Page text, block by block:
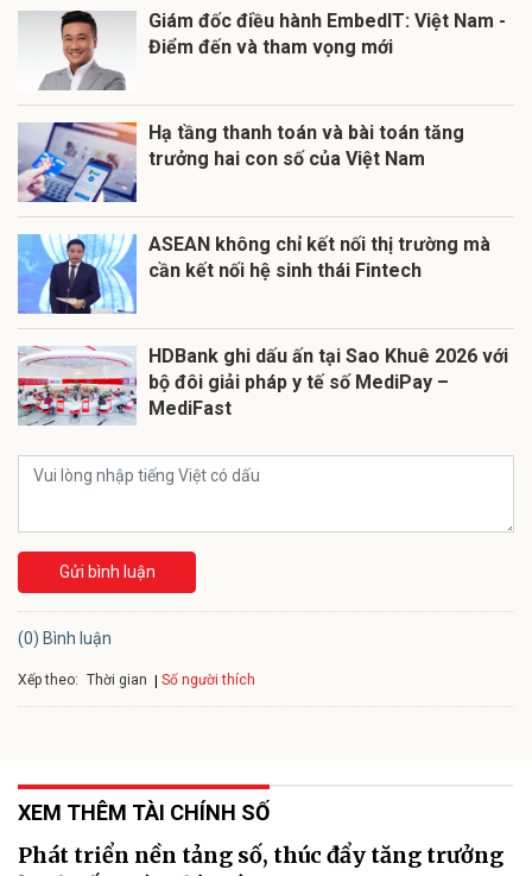
Giám đốc điều hành EmbedIT: Việt Nam -
Điểm đến và tham vọng mới
Hạ tầng thanh toán và bài toán tăng
trưởng hai con số của Việt Nam
ASEAN không chỉ kết nối thị trường mà
cần kết nối hệ sinh thái Fintech
HDBank ghi dấu ấn tại Sao Khuê 2026 với
bộ đôi giải pháp y tế số MediPay –
MediFast
Gửi bình luận
(0) Bình luận
Xếp theo: Thời gian Số người thích
XEM THÊM TÀI CHÍNH SỐ
Phát triển nền tảng số, thúc đẩy tăng trưởng